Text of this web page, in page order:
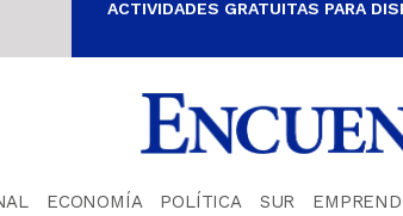
ACTIVIDADES GRATUITAS PARA
ECONOMÍA POLÍTICA SUR